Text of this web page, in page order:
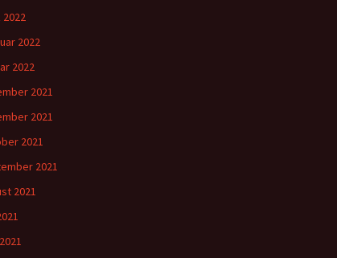
2022
2022
2022
2021
2021
2021
2021
2021